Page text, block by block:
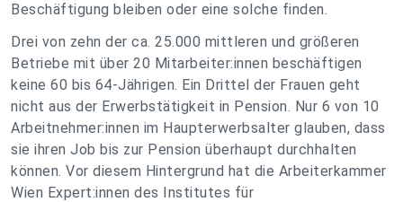
Beschäftigung bleiben oder eine solche finden.
Drei von zehn der ca. 25.000 mittleren und größeren
Betriebe mit über 20 Mitarbeiter:innen beschäftigen
keine 60 bis 64-Jährigen. Ein Drittel der Frauen geht
nicht aus der Erwerbstätigkeit in Pension. Nur 6 von 10
Arbeitnehmer:innen im Haupterwerbsalter glauben, dass
sie ihren Job bis zur Pension überhaupt durchhalten
können. Vor diesem Hintergrund hat die Arbeiterkammer
Wien Expert:innen des Institutes für